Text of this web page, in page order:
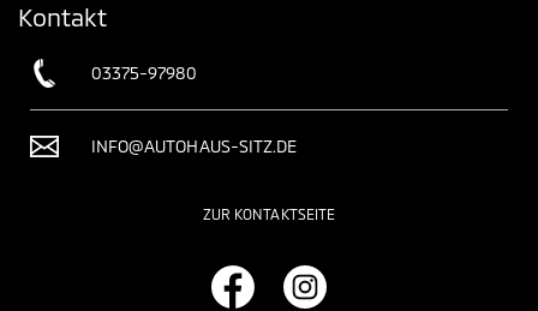
Kontakt
03375-97980
INFO@AUTOHAUS-SITZ.DE
ZUR KONTAKTSEITE